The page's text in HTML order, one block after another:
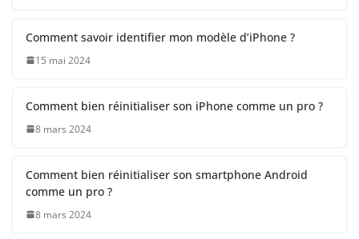
Comment savoir identifier mon modèle d’iPhone ?
15 mai 2024
Comment bien réinitialiser son iPhone comme un pro ?
8 mars 2024
Comment bien réinitialiser son smartphone Android
comme un pro ?
8 mars 2024